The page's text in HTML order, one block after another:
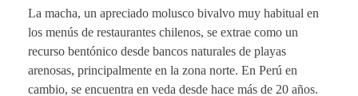
La macha, un apreciado molusco bivalvo muy habitual en
los menús de restaurantes chilenos, se extrae como un
recurso bentónico desde bancos naturales de playas
arenosas, principalmente en la zona norte. En Perú en
cambio, se encuentra en veda desde hace más de 20 años.